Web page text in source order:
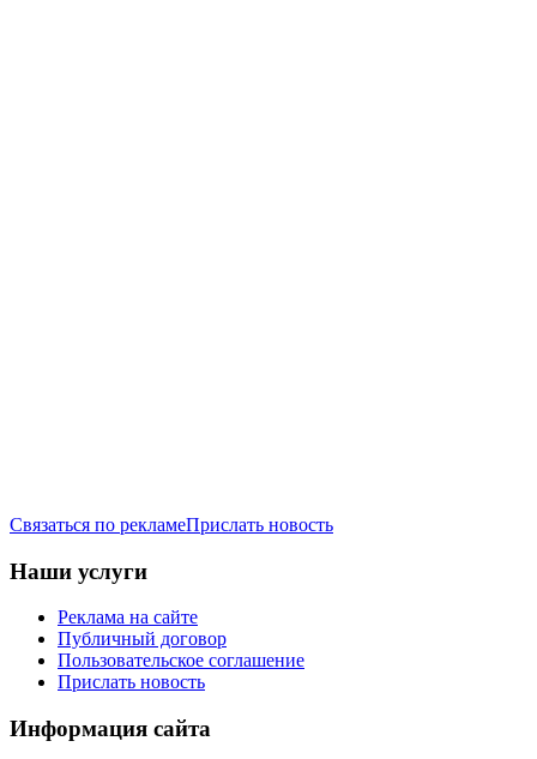
Связаться по рекламеПрислать новость
Наши услуги
Реклама на сайте
Публичный договор
Пользовательское соглашение
Прислать новость
Информация сайта